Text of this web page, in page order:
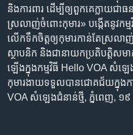
សម្ព័ន្ធ​
រំលង​
និង​
ចូល​
ទៅ​
កាន់​
ទំព័រ​
Khmer English
បណ្តាញ​សង្គម
ភាសា
និង​ការពារ ដើម្បី​ឲ្យ​ពួកគេ​ក្លាយ​ជា​​
ស្រលាញ់​ចំពោះ​កុមារ» ​បង្កើត​នូវ​កម្
លើក​ទឹក​ចិត្ត​​ឲ្យ​កុមារ​កាន់​តែ​ស្រ
ស្ថាបនិក និង​ជា​នាយក​ប្រតិបត្តិ​សម
ឡើង​​ក្នុង​កម្មវិធី​ Hello VOA សំឡេ
កុមារ​ងាយ​ទទួល​បាន​ជោគ​ជ័យ​ក្នុង​កា
VOA សំឡេង​ជំនាន់​ថ្មី, ភ្នំពេញ,